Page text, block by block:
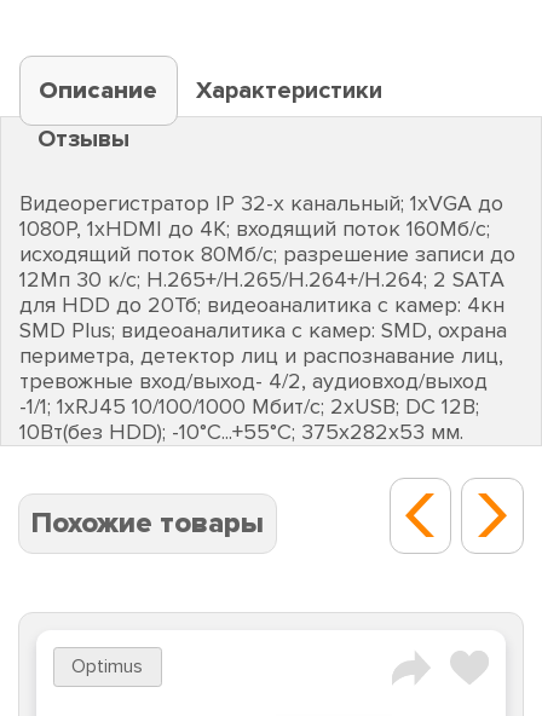
Описание
Характеристики
Отзывы
Видеорегистратор IP 32-х канальный; 1хVGA до
1080Р, 1хHDMI до 4К; входящий поток 160Мб/с;
исходящий поток 80Мб/с; разрешение записи до
12Мп 30 к/с; H.265+/H.265/H.264+/H.264; 2 SATA
для HDD до 20Тб; видеоаналитика с камер: 4кн
SMD Plus; видеоаналитика с камер: SMD, охрана
периметра, детектор лиц и распознавание лиц,
тревожные вход/выход- 4/2, аудиовход/выход
-1/1; 1хRJ45 10/100/1000 Мбит/с; 2хUSB; DC 12В;
10Вт(без HDD); -10°C...+55°C; 375х282х53 мм.
Похожие товары
Optimus